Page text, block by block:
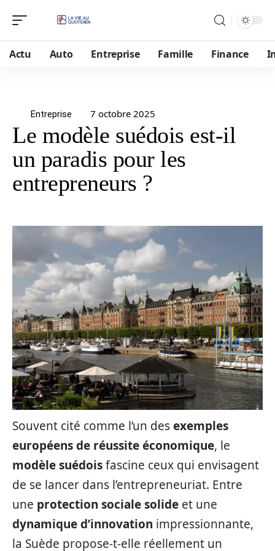
Actu Auto Entreprise Famille Finance
Entreprise 7 octobre 2025
Le modèle suédois est-il
un paradis pour les
entrepreneurs ?
Souvent cité comme l’un desexemples
européens de réussite économique, le
modèle suédoisfascine ceux qui envisagent
de se lancer dans l’entrepreneuriat. Entre
une protection sociale solide et une
dynamique d’innovation impressionnante,
la Suède propose-t-elle réellement un